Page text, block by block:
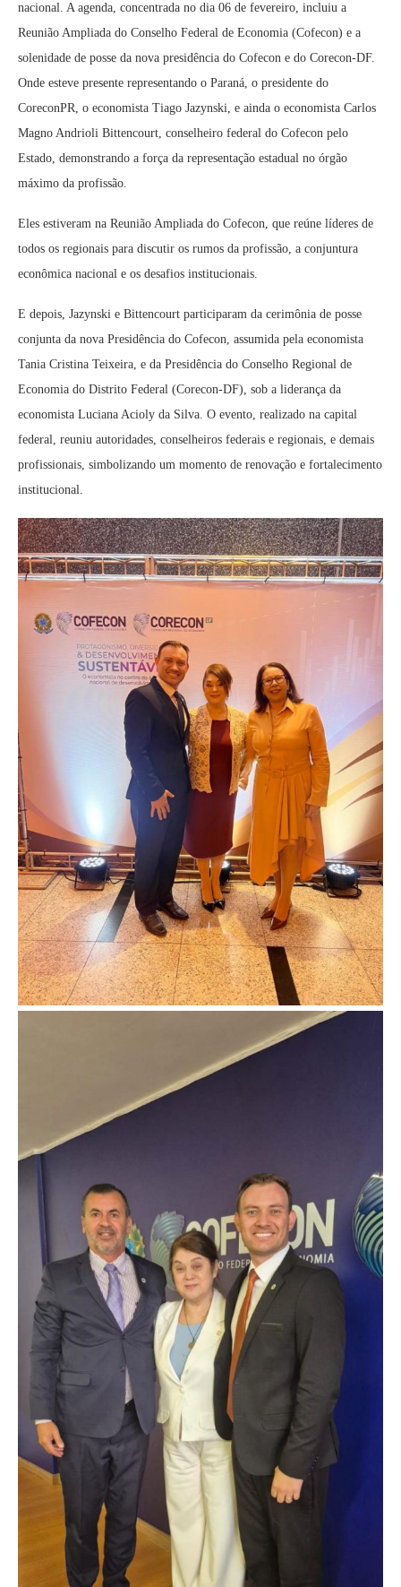
nacional. A agenda, concentrada no dia 06 de fevereiro, incluiu a
Reunião Ampliada do Conselho Federal de Economia (Cofecon) e a
solenidade de posse da nova presidência do Cofecon e do Corecon-DF.
Onde esteve presente representando o Paraná, o presidente do
CoreconPR, o economista Tiago Jazynski, e ainda o economista Carlos
Magno Andrioli Bittencourt, conselheiro federal do Cofecon pelo
Estado, demonstrando a força da representação estadual no órgão
máximo da profissão.
Eles estiveram na Reunião Ampliada do Cofecon, que reúne líderes de
todos os regionais para discutir os rumos da profissão, a conjuntura
econômica nacional e os desafios institucionais.
E depois, Jazynski e Bittencourt participaram da cerimônia de posse
conjunta da nova Presidência do Cofecon, assumida pela economista
Tania Cristina Teixeira, e da Presidência do Conselho Regional de
Economia do Distrito Federal (Corecon-DF), sob a liderança da
economista Luciana Acioly da Silva. O evento, realizado na capital
federal, reuniu autoridades, conselheiros federais e regionais, e demais
profissionais, simbolizando um momento de renovação e fortalecimento
institucional.